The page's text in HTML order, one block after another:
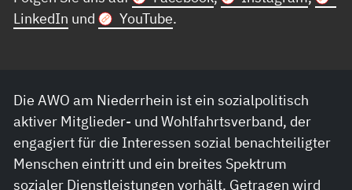
LinkedIn und YouTube.
Die AWO am Niederrhein ist ein sozialpolitisch
aktiver Mitglieder- und Wohlfahrtsverband, der
engagiert für die Interessen sozial benachteiligter
Menschen eintritt und ein breites Spektrum
sozialer Dienstleistungen vorhält. Getragen wird